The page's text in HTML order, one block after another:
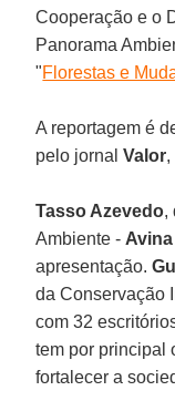
Cooperação e o
Panorama
"Florestas e
A reportagem é
pelo jornalValor,
Tasso Azevedo,
Ambiente -
apresentação.
da Conservação
com 32
tem por principal
fortalecer a